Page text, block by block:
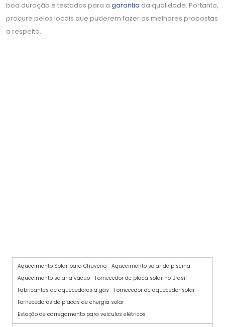
boa duração e testados para a garantia da qualidade. Portanto,
procure pelos locais que puderem fazer as melhores propostas
a respeito.
Aquecimento Solar para Chuveiro
Aquecimento solar de piscina
Aquecimento solar a vácuo
Fornecedor de placa solar no Brasil
Fabricantes de aquecedores a gás
Fornecedor de aquecedor solar
Fornecedores de placas de energia solar
Estação de carregamento para veículos elétricos